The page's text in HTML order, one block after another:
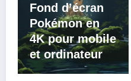
Fond d’écran
Pokémon en
4K pour mobile
et ordinateur